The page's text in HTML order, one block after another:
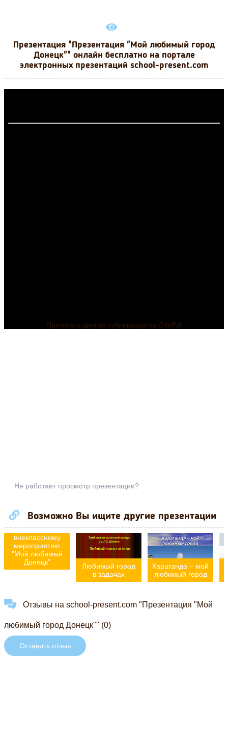
Презентация "Презентация "Мой любимый город
Донецк"" онлайн бесплатно на портале
электронных презентаций school-present.com
Прочитать другие публикации на CdnPdf
Не работает просмотр презентации?
Возможно Вы ищите другие презентации
Презентация к
внеклассному
мероприятию
"Мой любимый
Донецк"
Любимый город
в задачах
Караганда – мой
любимый город
Отзывы на school-present.com "Презентация "Мой
любимый город Донецк"" (0)
Оставить отзыв